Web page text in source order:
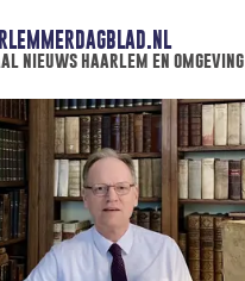
nieuws haarlem en omgeving